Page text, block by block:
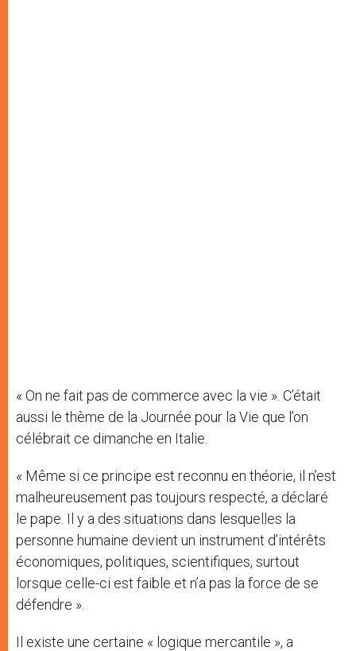
« On ne fait pas de commerce avec la vie ». C’était
aussi le thème de la Journée pour la Vie que l’on
célébrait ce dimanche en Italie.
« Même si ce principe est reconnu en théorie, il n’est
malheureusement pas toujours respecté, a déclaré
le pape. Il y a des situations dans lesquelles la
personne humaine devient un instrument d’intérêts
économiques, politiques, scientifiques, surtout
lorsque celle-ci est faible et n’a pas la force de se
défendre ».
Il existe une certaine « logique mercantile », a